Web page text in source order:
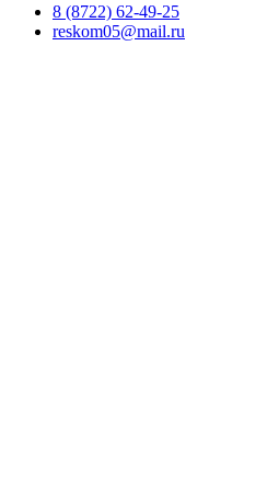
8 (8722) 62-49-25
reskom05@mail.ru